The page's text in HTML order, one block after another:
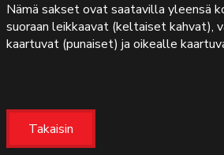
Nämä sakset ovat saatavilla yleensä
suoraan leikkaavat (keltaiset kahvat),
kaartuvat (punaiset) ja oikealle
Takaisin